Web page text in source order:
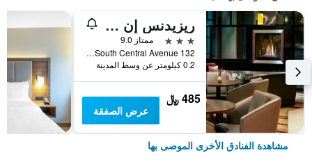
ريزيدنس إن فينيكس داونتاون
3 نجوم
ممتاز 9.0
132 South Central Avenue, فينيكس, AZ, الولايات المتحدة الأميريكية
0.2 كيلومتر عن وسط المدينة
485 ﷼
عرض الصفقة
مشاهدة الفنادق الأخرى الموصى بها